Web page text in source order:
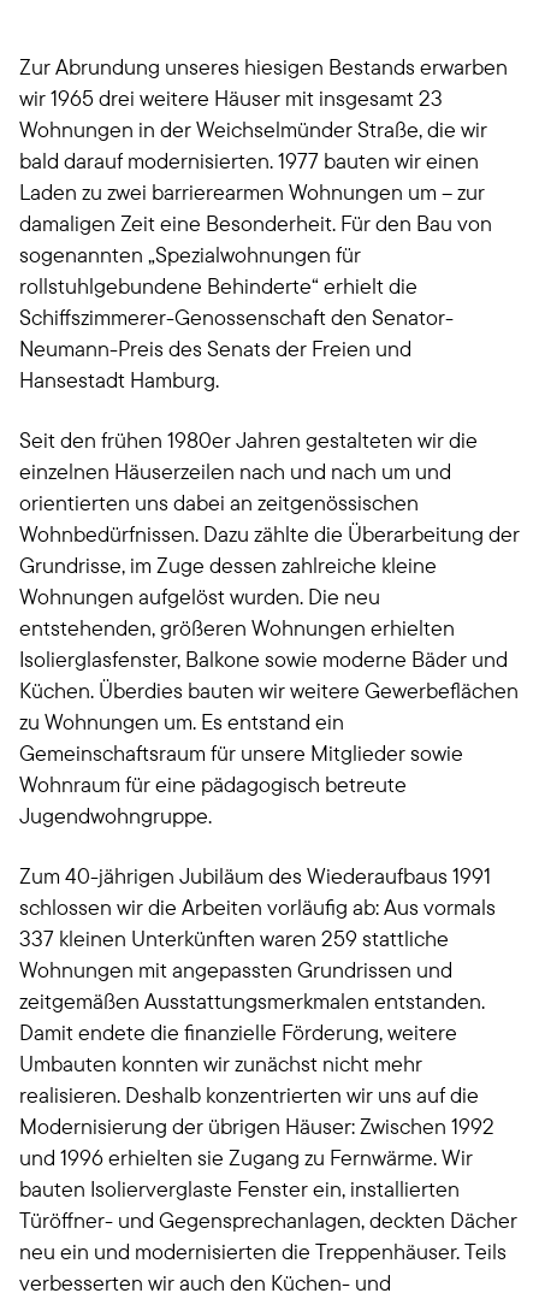
Zur Abrundung unseres hiesigen Bestands erwarben
wir 1965 drei weitere Häuser mit insgesamt 23
Wohnungen in der Weichselmünder Straße, die wir
bald darauf modernisierten. 1977 bauten wir einen
Laden zu zwei barrierearmen Wohnungen um – zur
damaligen Zeit eine Besonderheit. Für den Bau von
sogenannten „Spezialwohnungen für
rollstuhlgebundene Behinderte“ erhielt die
Schiffszimmerer-Genossenschaft den Senator-
Neumann-Preis des Senats der Freien und
Hansestadt Hamburg.
Seit den frühen 1980er Jahren gestalteten wir die
einzelnen Häuserzeilen nach und nach um und
orientierten uns dabei an zeitgenössischen
Wohnbedürfnissen. Dazu zählte die Überarbeitung der
Grundrisse, im Zuge dessen zahlreiche kleine
Wohnungen aufgelöst wurden. Die neu
entstehenden, größeren Wohnungen erhielten
Isolierglasfenster, Balkone sowie moderne Bäder und
Küchen. Überdies bauten wir weitere Gewerbeflächen
zu Wohnungen um. Es entstand ein
Gemeinschaftsraum für unsere Mitglieder sowie
Wohnraum für eine pädagogisch betreute
Jugendwohngruppe.
Zum 40-jährigen Jubiläum des Wiederaufbaus 1991
schlossen wir die Arbeiten vorläufig ab: Aus vormals
337 kleinen Unterkünften waren 259 stattliche
Wohnungen mit angepassten Grundrissen und
zeitgemäßen Ausstattungsmerkmalen entstanden.
Damit endete die finanzielle Förderung, weitere
Umbauten konnten wir zunächst nicht mehr
realisieren. Deshalb konzentrierten wir uns auf die
Modernisierung der übrigen Häuser: Zwischen 1992
und 1996 erhielten sie Zugang zu Fernwärme. Wir
bauten Isolierverglaste Fenster ein, installierten
Türöffner- und Gegensprechanlagen, deckten Dächer
neu ein und modernisierten die Treppenhäuser. Teils
verbesserten wir auch den Küchen- und